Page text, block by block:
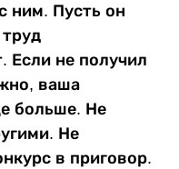
ним. Пусть он
труд
Если не получил
ваша
больше. Не
Не
в приговор.